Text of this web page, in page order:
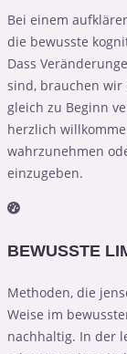
Bei einem
die bewusste
Dass
sind, brauchen
gleich zu Beginn
herzlich
wahrzunehmen
einzugeben.
BEWUSSTE
Methoden, die
Weise im
nachhaltig. In der